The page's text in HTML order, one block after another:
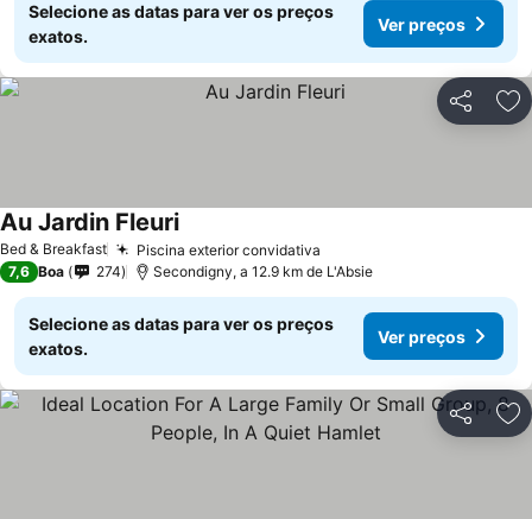
Selecione as datas para ver os preços
exatos.
Ver preços
Partilhar
Bed & Breakfast Piscina exterior convidativa
Au Jardin FleuriVer preços
7,6 Boa 274 Secondigny, a 12.9 km de L'Absie
Selecione as datas para ver os preços
exatos.
Ver preços
Partilhar